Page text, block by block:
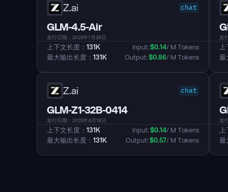
Z.ai chat
GLM-4.5-Air
发行日期：2025年7月28日
上下文长度： 131K
最大输出长度： 131K
Input: $0.14/ M Tokens
Output: $0.86/ M Tokens
发
上
最
Z.ai chat
GLM-Z1-32B-0414
发行日期：2025年4月18日
上下文长度： 131K
最大输出长度： 131K
Input: $0.14/ M Tokens
Output: $0.57/ M Tokens
发
上
最